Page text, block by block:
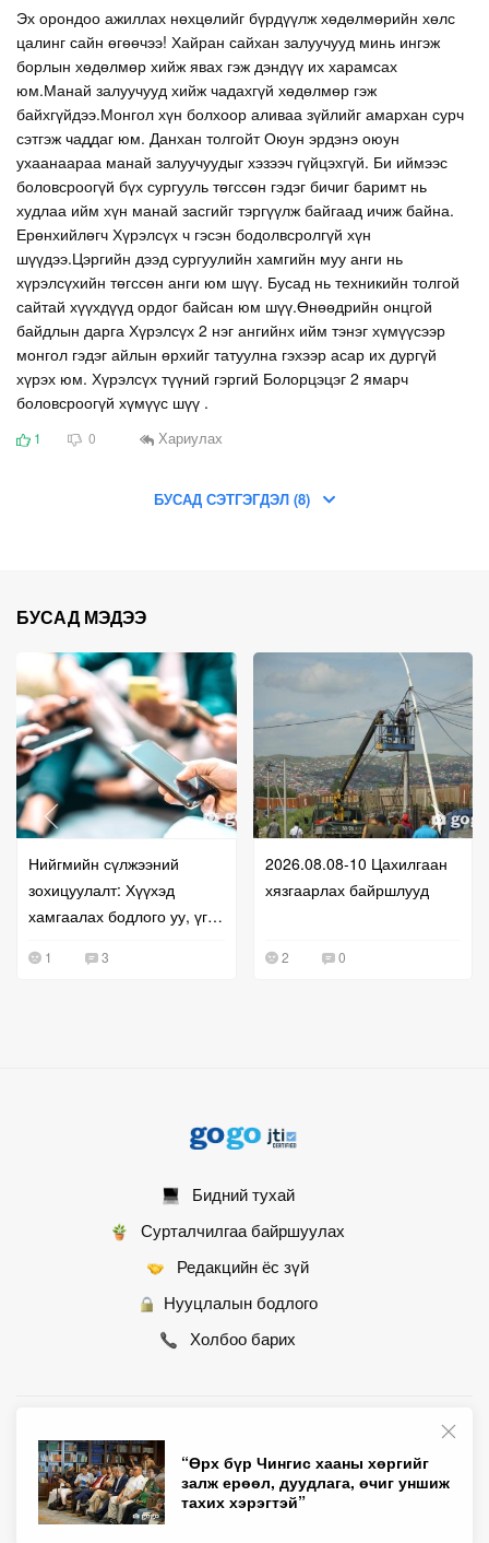
Эх орондоо ажиллах нөхцөлийг бүрдүүлж хөдөлмөрийн хөлс
цалинг сайн өгөөчээ! Хайран сайхан залуучууд минь ингэж
борлын хөдөлмөр хийж явах гэж дэндүү их харамсах
юм.Манай залуучууд хийж чадахгүй хөдөлмөр гэж
байхгүйдээ.Монгол хүн болхоор аливаа зүйлийг амархан сурч
сэтгэж чаддаг юм. Данхан толгойт Оюун эрдэнэ оюун
ухаанаараа манай залуучуудыг хэзээч гүйцэхгүй. Би иймээс
боловсроогүй бүх сургууль төгссөн гэдэг бичиг баримт нь
худлаа ийм хүн манай засгийг тэргүүлж байгаад ичиж байна.
Ерөнхийлөгч Хүрэлсүх ч гэсэн бодолвсролгүй хүн
шүүдээ.Цэргийн дээд сургуулийн хамгийн муу анги нь
хүрэлсүхийн төгссөн анги юм шүү. Бусад нь техникийн толгой
сайтай хүүхдүүд ордог байсан юм шүү.Өнөөдрийн онцгой
байдлын дарга Хүрэлсүх 2 нэг ангийнх ийм тэнэг хүмүүсээр
монгол гэдэг айлын өрхийг татуулна гэхээр асар их дургүй
хүрэх юм. Хүрэлсүх түүний гэргий Болорцэцэг 2 ямарч
боловсроогүй хүмүүс шүү .
1 0 Хариулах
БУСАД СЭТГЭГДЭЛ (8)
“Өрх бүр Чингис хааны хөргийг
залж ерөөл, дуудлага, өчиг уншиж
тахих хэрэгтэй”
БУСАД МЭДЭЭ
Нийгмийн сүлжээний
зохицуулалт: Хүүхэд
хамгаалах бодлого уу, үг
оролдлого уу?
1 3
2026.08.08-10 Цахилгаан
хязгаарлах байршлууд
2 0
Бидний тухай
Сурталчилгаа байршуулах
Редакцийн ёс зүй
Нууцлалын бодлого
Холбоо барих
© 2007 - 2026 Монгол Контент ХХК • Бүх эрх хуулиар хамгаалагдсан